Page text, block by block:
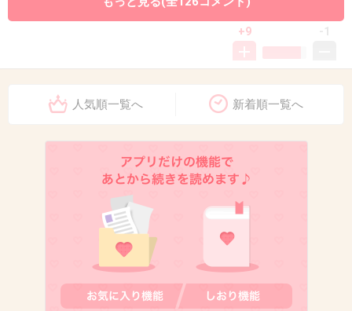
もつなべ♪歯に詰まるの我慢してでも食べたくなる
+9 -1
2012/11/22(木) 23:31:05
あと、こたつでハーゲンダッツアイス(｡-_-｡)
2012/11/22(木) 23:33:08
人気順一覧へ 新着順一覧へ